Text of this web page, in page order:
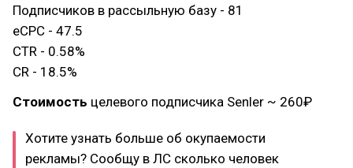
Подписчиков в рассыльную базу - 81
eCPC - 47.5
CTR - 0.58%
CR - 18.5%
Стоимость целевого подписчика Senler ~ 260₽
Хотите узнать больше об окупаемости
рекламы? Сообщу в ЛС сколько человек